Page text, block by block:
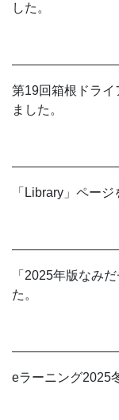
した。
第19回箱根ドライ
ました。
「Library」ペー
「2025年版なみ
た。
eラーニング2025